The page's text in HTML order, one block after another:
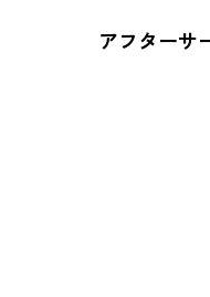
アフターサ